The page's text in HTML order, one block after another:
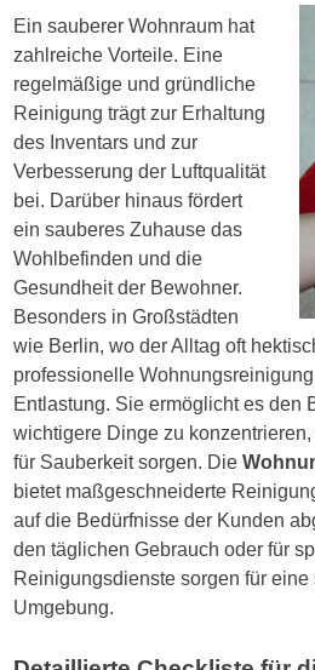
Ein sauberer Wohnraum hat
zahlreiche Vorteile. Eine
regelmäßige und gründliche
Reinigung trägt zur Erhaltung
des Inventars und zur
Verbesserung der Luftqualität
bei. Darüber hinaus fördert
ein sauberes Zuhause das
Wohlbefinden und die
Gesundheit der Bewohner.
Besonders in Großstädten
wie Berlin, wo der Alltag oft
professionelle
Entlastung. Sie ermöglicht es den
wichtigere Dinge zu
für Sauberkeit sorgen. Die
bietet maßgeschneiderte
auf die Bedürfnisse der Kunden
den täglichen Gebrauch oder für
Reinigungsdienste sorgen für eine
Umgebung.